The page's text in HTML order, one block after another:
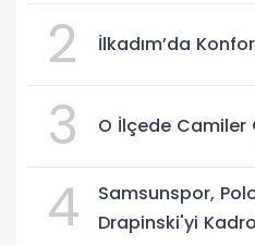
2 İlkadım’da
3 O İlçede Camiler
4
Samsunspor,
Drapinski'yi